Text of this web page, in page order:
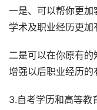
一是、可以帮你更
学术及职业经历更加
二是可以在你原有的
增强以后职业经历的
3.自考学历和高等教